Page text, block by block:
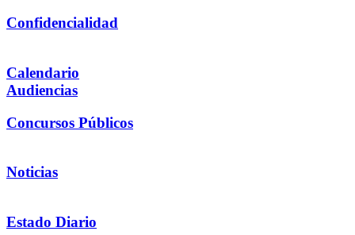
Confidencialidad
Calendario
Audiencias
Concursos Públicos
Noticias
Estado Diario